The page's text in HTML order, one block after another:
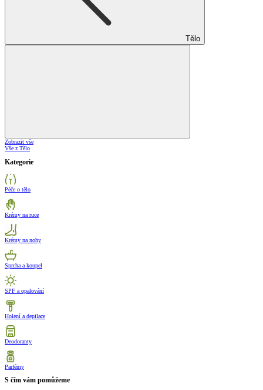
Tělo
Zobrazit vše
Vše z Tělo
Kategorie
Péče o tělo
Krémy na ruce
Krémy na nohy
Sprcha a koupel
SPF a opalování
Holení a depilace
Deodoranty
Parfémy
S čím vám pomůžeme